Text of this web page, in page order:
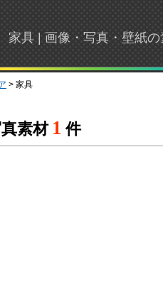
家具 | 画像・写真・壁紙
> 家具
素材 1 件